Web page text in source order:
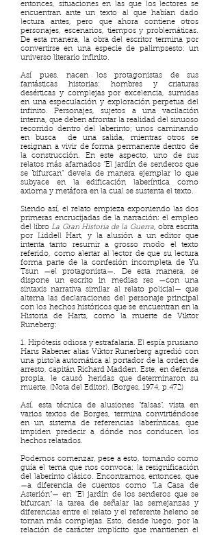
entonces, situaciones en las que los lectores se
encuentran ante un texto al que habían dado
lectura antes, pero que ahora contiene otros
personajes, escenarios, tiempos y problemáticas.
De esta manera, la obra del escritor termina por
convertirse en una especie de palimpsesto: un
universo literario infinito.
Así pues, nacen los protagonistas de sus
fantásticas historias: hombres y criaturas
desérticas y complejas por excelencia, sumidas
en una especulación y exploración perpetua del
infinito. Personajes, sujetos a una vacilación
interna, que deben afrontar la realidad del sinuoso
recorrido dentro del laberinto; unos caminando
en busca de una salida, mientras otros se
resignan a vivir de forma permanente dentro de
la construcción. En este aspecto, uno de sus
relatos más afamados “El jardín de senderos que
se bifurcan” devela de manera ejemplar lo que
subyace en la edificación laberíntica como
axioma y metáfora en la cual se sustenta el texto.
Siendo así, el relato empieza exponiendo las dos
primeras encrucijadas de la narración: el empleo
del libroLa Gran Historia de la Guerra, obra escrita
por Liddell Hart, y la alusión a un editor que
intenta tanto resumir a grosso modo el texto
referido, como alertar al lector de que su lectura
forma parte de la confesión incompleta de Yu
Tsun —el protagonista—. De esta manera, se
dispone un escrito in medias res —con una
sintaxis narrativa similar al relato policial— que
alterna las declaraciones del personaje principal
con los hechos históricos que se encuentran en la
Historia de Harts, como la muerte de Viktor
Runeberg:
1. Hipótesis odiosa y estrafalaria. El espía prusiano
Hans Rabener alias Viktor Runerberg agredió con
una pistola automática al portador de la orden de
arresto, capitán Richard Madden. Este, en defensa
propia, le causó heridas que determinaron su
muerte. (Nota del Editor). (Borges, 1974, p.472)
Así, esta técnica de alusiones “falsas”, vista en
varios textos de Borges, termina convirtiéndose
en un sistema de referencias laberínticas, que
impiden predecir a dónde nos conducen los
hechos relatados.
Podemos comenzar, pese a esto, tomando como
guía el tema que nos convoca: la resignificación
del laberinto clásico. Encontramos, entonces, que
—a diferencia de cuentos como “La Casa de
Asterión”— en “El jardín de los senderos que se
bifurcan” la tarea de señalar las semejanzas y
diferencias entre el relato y el referente heleno se
tornan más complejas. Esto, desde luego, por la
relación de carácter implícito que mantienen el